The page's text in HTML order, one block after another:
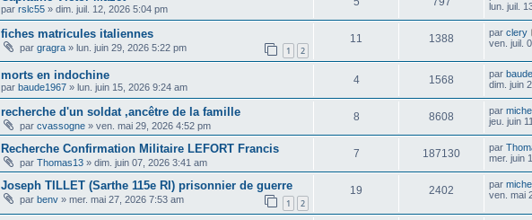
par rslc55 » dim. juil. 12, 2026 5:04 pm
lun. juil.
fiches matricules italiennes
par gragra » lun. juin 29, 2026 5:22 pm 1 2
11 1388 par clery
ven. juil.
morts en indochine
par baude1967 » lun. juin 15, 2026 9:24 am
4 1568 par
dim. juin
recherche d'un soldat ,ancêtre de la famille
par cvassogne » ven. mai 29, 2026 4:52 pm
8 8608 par
jeu. juin
Recherche Confirmation Militaire LEFORT Francis
par Thomas13 » dim. juin 07, 2026 3:41 am
7 187130 par
mer. juin
Joseph TILLET (Sarthe 115e RI) prisonnier de guerre
par benv » mer. mai 27, 2026 7:53 am 1 2
19 2402 par
ven. mai